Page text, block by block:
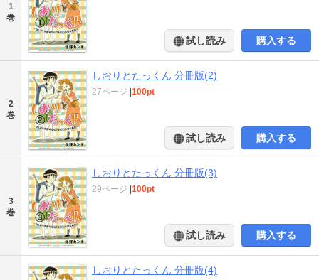
1
巻
試し読み 購入する
2
巻
しおりとたっくん 分冊版(2)
27ページ |100pt
試し読み 購入する
3
巻
しおりとたっくん 分冊版(3)
29ページ |100pt
試し読み 購入する
しおりとたっくん 分冊版(4)